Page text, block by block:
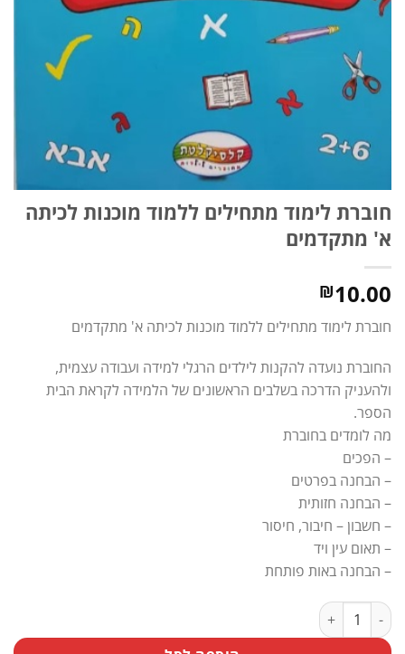
חוברת לימוד מתחילים ללמוד מוכנות לכיתה
א' מתקדמים
₪10.00
חוברת לימוד מתחילים ללמוד מוכנות לכיתה א' מתקדמים
החוברת נועדה להקנות לילדים הרגלי למידה ועבודה עצמית,
ולהעניק הדרכה בשלבים הראשונים של הלמידה לקראת הבית
הספר.
מה לומדים בחוברת
– הפכים
– הבחנה בפרטים
– הבחנה חזותית
– חשבון – חיבור, חיסור
– תאום עין ויד
– הבחנה באות פותחת
כמות של חוברת לימוד מתחילים ללמוד מוכנות לכיתה א' מתקדמים